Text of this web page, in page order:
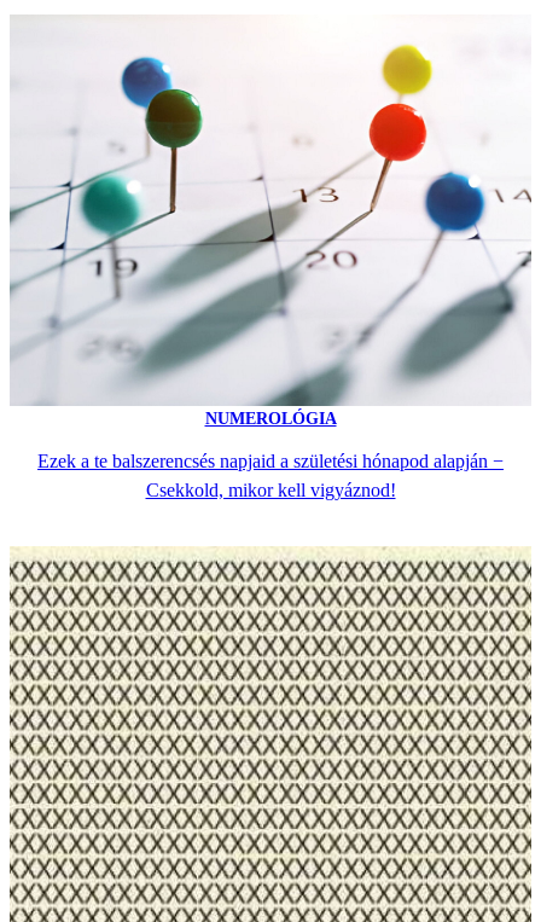
NUMEROLÓGIA
Ezek a te balszerencsés napjaid a születési hónapod alapján −
Csekkold, mikor kell vigyáznod!